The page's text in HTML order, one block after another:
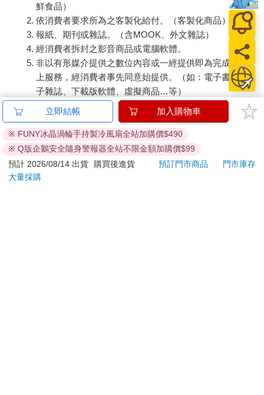
鮮食品）
依消費者要求所為之客製化給付。（客製化商品）
報紙、期刊或雜誌。（含MOOK、外文雜誌）
經消費者拆封之影音商品或電腦軟體。
非以有形媒介提供之數位內容或一經提供即為完成之線
上服務，經消費者事先同意始提供。（如：電子書、電
子雜誌、下載版軟體、虛擬商品…等）
已拆封之個人衛生用品。（如：內衣褲、刮鬍刀、除毛
若非上列種類商品，均享有到貨7天的猶豫期（含例假
日）。
辦理退換貨時，商品（組合商品恕無法接受單獨退貨）必須
是您收到商品時的原始狀態（包含商品本體、配件、贈品、
立即結帳 加入購物車
※ FUNY冰晶渦輪手持製冷風扇全站加購價$490
※ Q版企鵝安全隨身警報器全站不限金額加購價$99
預計 2026/08/14 出貨
購買後進貨 預訂門市商品
門市庫存
大量採購